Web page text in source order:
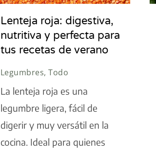
Lenteja roja: digestiva,
nutritiva y perfecta para
tus recetas de verano
Legumbres, Todo
La lenteja roja es una
legumbre ligera, fácil de
digerir y muy versátil en la
cocina. Ideal para quienes